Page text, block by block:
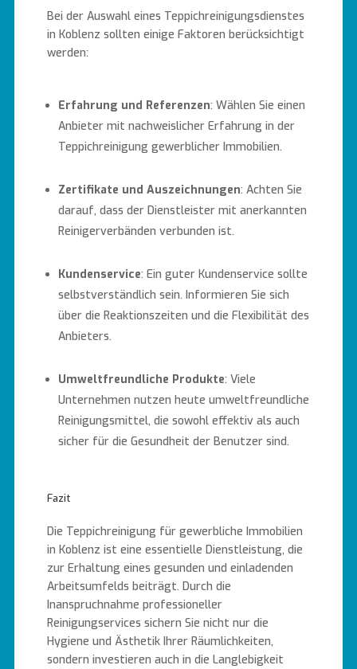
Bei der Auswahl eines Teppichreinigungsdienstes
in Koblenz sollten einige Faktoren berücksichtigt
werden:
Erfahrung und Referenzen: Wählen Sie einen
Anbieter mit nachweislicher Erfahrung in der
Teppichreinigung gewerblicher Immobilien.
Zertifikate und Auszeichnungen: Achten Sie
darauf, dass der Dienstleister mit anerkannten
Reinigerverbänden verbunden ist.
Kundenservice: Ein guter Kundenservice sollte
selbstverständlich sein. Informieren Sie sich
über die Reaktionszeiten und die Flexibilität des
Anbieters.
Umweltfreundliche Produkte: Viele
Unternehmen nutzen heute umweltfreundliche
Reinigungsmittel, die sowohl effektiv als auch
sicher für die Gesundheit der Benutzer sind.
Fazit
Die Teppichreinigung für gewerbliche Immobilien
in Koblenz ist eine essentielle Dienstleistung, die
zur Erhaltung eines gesunden und einladenden
Arbeitsumfelds beiträgt. Durch die
Inanspruchnahme professioneller
Reinigungservices sichern Sie nicht nur die
Hygiene und Ästhetik Ihrer Räumlichkeiten,
sondern investieren auch in die Langlebigkeit